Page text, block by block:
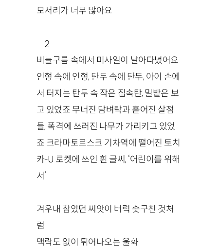
모서리가 너무 많아요
2
비늘구름 속에서 미사일이 날아다녔어요
인형 속에 인형, 탄두 속에 탄두, 아이 손에
서 터지는 탄두 속 작은 집속탄, 밀밭은 보
고 있었죠 무너진 담벼락과 흩어진 살점
들, 폭격에 쓰러진 나무가 가리키고 있었
죠 크라마토르스크 기차역에 떨어진 토치
카-U 로켓에 쓰인 흰 글씨, ‘어린이를 위해
서’
겨우내 참았던 씨앗이 버럭 솟구친 것처
럼
맥락도 없이 튀어나오는 울화